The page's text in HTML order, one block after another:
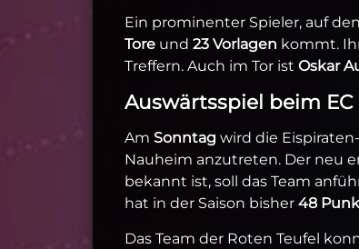
Ein prominenter Spieler, auf
Tore und 23 Vorlagen kommt.
Treffern. Auch im Tor ist Oskar
Auswärtsspiel beim
Am Sonntag wird die
Nauheim anzutreten. Der neu
bekannt ist, soll das Team
hat in der Saison bisher 48
Das Team der Roten Teufel